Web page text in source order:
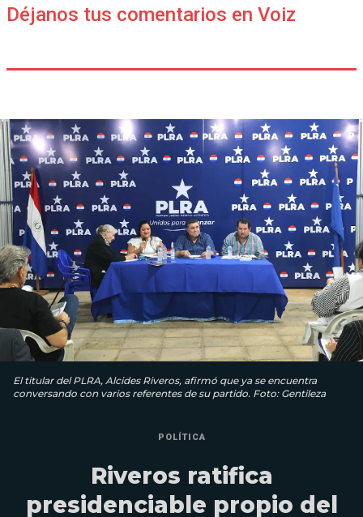
Déjanos tus comentarios en Voiz
El titular del PLRA, Alcides Riveros, afirmó que ya se encuentra
conversando con varios referentes de su partido. Foto: Gentileza
POLÍTICA
Riveros ratifica
presidenciable propio del